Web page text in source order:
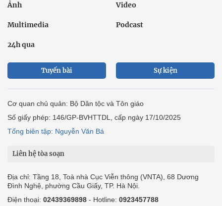
Ảnh Video
Multimedia Podcast
24h qua
Tuyến bài Sự kiện
Cơ quan chủ quản: Bộ Dân tộc và Tôn giáo
Số giấy phép: 146/GP-BVHTTDL, cấp ngày 17/10/2025
Tổng biên tập: Nguyễn Văn Bá
Liên hệ tòa soạn
Địa chỉ: Tầng 18, Toà nhà Cục Viễn thông (VNTA), 68 Dương
Đình Nghệ, phường Cầu Giấy, TP. Hà Nội.
Điện thoại: 02439369898 - Hotline: 0923457788